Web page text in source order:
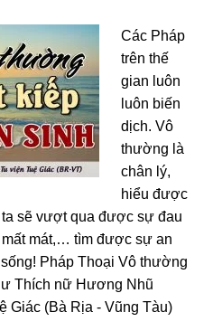
Các Pháp
trên thế
gian luôn
luôn biến
dịch. Vô
thường là
chân lý,
hiểu được
ta sẽ vượt qua được sự đau
mất mát,… tìm được sự an
Pháp Thoại Vô thường
Thích nữ Hương Nhũ
Giác (Bà Rịa - Vũng Tàu)